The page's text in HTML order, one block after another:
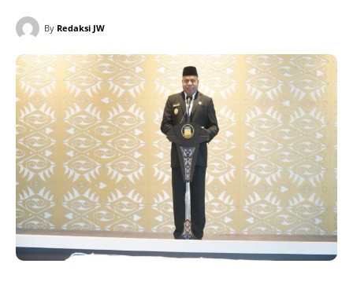
By Redaksi JW